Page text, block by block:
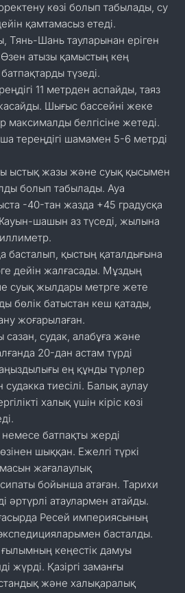
көзі болып табылады, су
қамтамасыз етеді.
Тянь-Шань тауларынан еріген
атызы қамыстың кең
түзеді.
11 метрден аспайды, таяз
Шығыс бассейні жеке
белгісіне жетеді.
тереңдігі шамамен 5-6 метрді
ыстық жазы және суық қысымен
болып табылады. Ауа
-40-тан жазда +45 градусқа
шашын аз түседі, жылына
басталып, қыстың қаталдығына
дейін жалғасады. Мұздың
суық жылдары метрге жете
бөлік батыстан кеш қатады,
жоғарылаған.
сазан, судак, алабұға және
20-дан астам түрді
ең құнды түрлер
судакка тиесілі. Балық аулау
халық үшін кіріс көзі
батпақты жерді
шыққан. Ежелгі түркі
жағалаулық
бойынша атаған. Тарихи
әртүрлі атаулармен атайды.
Ресей империясының
басталды.
кеңестік дамуы
жүрді. Қазіргі заманғы
және халықаралық